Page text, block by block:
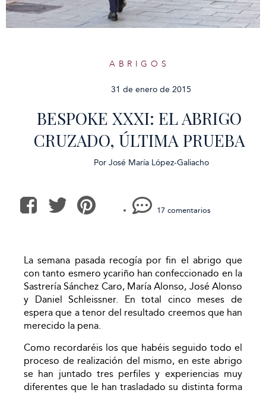
ABRIGOS
31 de enero de 2015
BESPOKE XXXI: EL ABRIGO
CRUZADO, ÚLTIMA PRUEBA
Por José María López-Galiacho
17 comentarios
La semana pasada recogía por fin el abrigo que
con tanto esmero ycariño han confeccionado en la
Sastrería Sánchez Caro, María Alonso, José Alonso
y Daniel Schleissner. En total cinco meses de
espera que a tenor del resultado creemos que han
merecido la pena.
Como recordaréis los que habéis seguido todo el
proceso de realización del mismo, en este abrigo
se han juntado tres perfiles y experiencias muy
diferentes que le han trasladado su distinta forma